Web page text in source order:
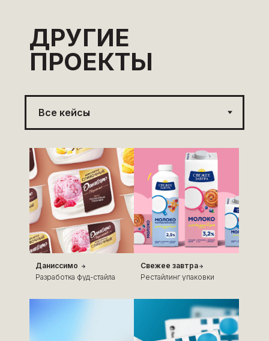
ДРУГИЕ
ПРОЕКТЫ
Даниссимо
Разработка фуд-стайла
Свежее завтра
Рестайлинг упаковки